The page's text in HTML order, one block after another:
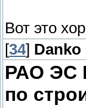
Вот это
[34] Danko
РАО ЭС
по